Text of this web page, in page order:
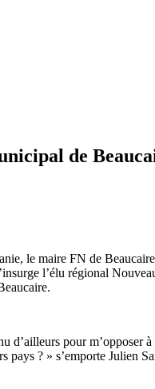
de
le maire FN de
l’élu régional
d’ailleurs pour m’opposer
? » s’emporte Julien